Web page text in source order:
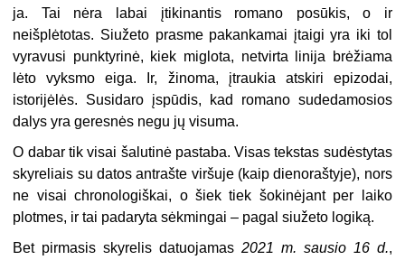
ja. Tai nėra labai įtikinantis romano posūkis, o ir
neišplėtotas. Siužeto prasme pakankamai įtaigi yra iki tol
vyravusi punktyrinė, kiek miglota, netvirta linija brėžiama
lėto vyksmo eiga. Ir, žinoma, įtraukia atskiri epizodai,
istorijėlės. Susidaro įspūdis, kad romano sudedamosios
dalys yra geresnės negu jų visuma.
O dabar tik visai šalutinė pastaba. Visas tekstas sudėstytas
skyreliais su datos antrašte viršuje (kaip dienoraštyje), nors
ne visai chronologiškai, o šiek tiek šokinėjant per laiko
plotmes, ir tai padaryta sėkmingai – pagal siužeto logiką.
Bet pirmasis skyrelis datuojamas 2021 m. sausio 16 d.,